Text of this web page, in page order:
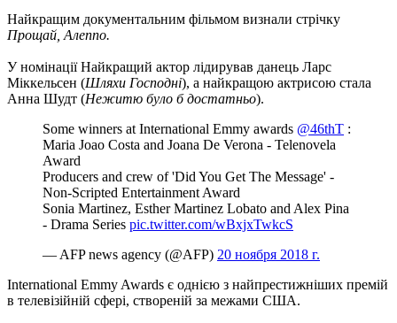
Найкращим документальним фільмом визнали стрічку
Прощай, Алеппо.
У номінації Найкращий актор лідирував данець Ларс
Міккельсен (Шляхи Господні), а найкращою актрисою стала
Анна Шудт (Нежитю було б достатньо).
Some winners at International Emmy awards @46thT :
Maria Joao Costa and Joana De Verona - Telenovela
Award
Producers and crew of 'Did You Get The Message' -
Non-Scripted Entertainment Award
Sonia Martinez, Esther Martinez Lobato and Alex Pina
- Drama Series pic.twitter.com/wBxjxTwkcS
— AFP news agency (@AFP) 20 ноября 2018 г.
International Emmy Awards є однією з найпрестижніших премій
в телевізійній сфері, створеній за межами США.